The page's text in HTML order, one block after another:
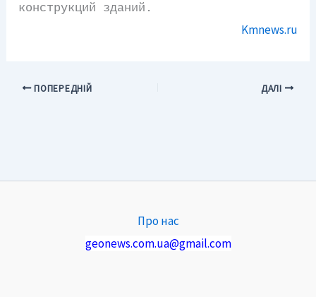
конструкций зданий.
Kmnews.ru
ПОПЕРЕДНІЙ ДАЛІ
Про нас
geonews.com.ua@gmail.com